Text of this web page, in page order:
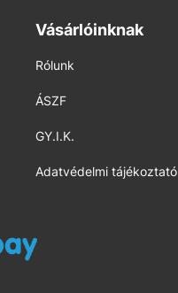
Vásárlóinknak
Rólunk
ÁSZF
GY.I.K.
Adatvédelmi tájékoztató